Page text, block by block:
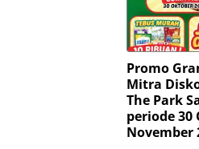
Promo
Mitra
The Park
periode 30
November